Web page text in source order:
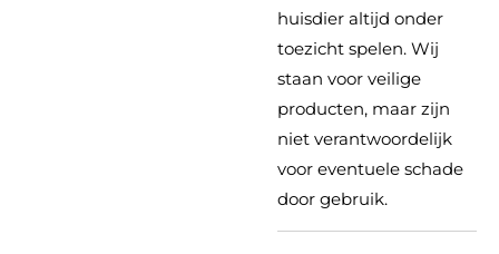
huisdier altijd onder
toezicht spelen. Wij
staan voor veilige
producten, maar zijn
niet verantwoordelijk
voor eventuele schade
door gebruik.